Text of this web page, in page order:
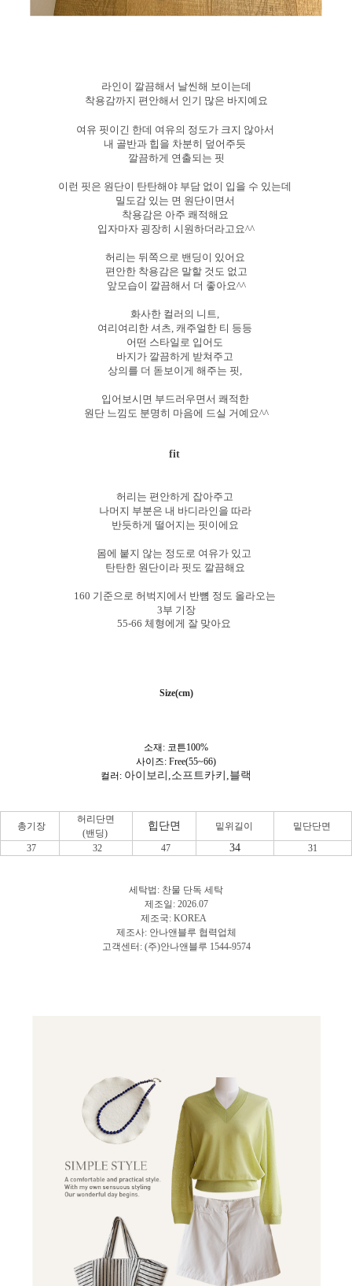
라인이 깔끔해서 날씬해 보이는데
착용감까지 편안해서 인기 많은 바지예요
여유 핏이긴 한데 여유의 정도가 크지 않아서
내 골반과 힙을 차분히 덮어주듯
깔끔하게 연출되는 핏
이런 핏은 원단이 탄탄해야 부담 없이 입을 수 있는데
밀도감 있는 면 원단이면서
착용감은 아주 쾌적해요
입자마자 굉장히 시원하더라고요^^
허리는 뒤쪽으로 밴딩이 있어요
편안한 착용감은 말할 것도 없고
앞모습이 깔끔해서 더 좋아요^^
화사한 컬러의 니트,
여리여리한 셔츠, 캐주얼한 티 등등
어떤 스타일로 입어도
바지가 깔끔하게 받쳐주고
상의를 더 돋보이게 해주는 핏,
입어보시면 부드러우면서 쾌적한
원단 느낌도 분명히 마음에 드실 거예요^^
fit
허리는 편안하게 잡아주고
나머지 부분은 내 바디라인을 따라
반듯하게 떨어지는 핏이에요
몸에 붙지 않는 정도로 여유가 있고
탄탄한 원단이라 핏도 깔끔해요
160 기준으로 허벅지에서 반뼘 정도 올라오는
3부 기장
55-66 체형에게 잘 맞아요
Size(cm)
소재: 코튼100%
사이즈: Free(55~66)
컬러: 아이보리,소프트카키,블랙
총기장
허리단면
(밴딩)
힙단면 밑위길이
밑단단면
37
32 47 34 31
세탁법: 찬물 단독 세탁
제조일: 2026.07
제조국: KOREA
제조사: 안나앤블루 협력업체
고객센터: (주)안나앤블루 1544-9574